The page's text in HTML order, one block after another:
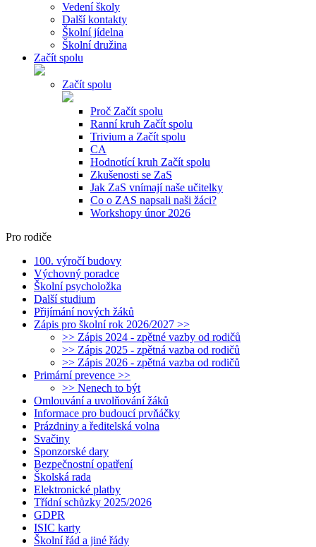
Vedení školy
Další kontakty
Školní jídelna
Školní družina
Začít spolu
Začít spolu
Proč Začít spolu
Ranní kruh Začít spolu
Trivium a Začít spolu
CA
Hodnotící kruh Začít spolu
Zkušenosti se ZaS
Jak ZaS vnímají naše učitelky
Co o ZAS napsali naši žáci?
Workshopy únor 2026
Pro rodiče
100. výročí budovy
Výchovný poradce
Školní psycholožka
Další studium
Přijímání nových žáků
Zápis pro školní rok 2026/2027 >>
>> Zápis 2024 - zpětné vazby od rodičů
>> Zápis 2025 - zpětná vazba od rodičů
>> Zápis 2026 - zpětná vazba od rodičů
Primární prevence >>
>> Nenech to být
Omlouvání a uvolňování žáků
Informace pro budoucí prvňáčky
Prázdniny a ředitelská volna
Svačiny
Sponzorské dary
Bezpečnostní opatření
Školská rada
Elektronické platby
Třídní schůzky 2025/2026
GDPR
ISIC karty
Školní řád a jiné řády